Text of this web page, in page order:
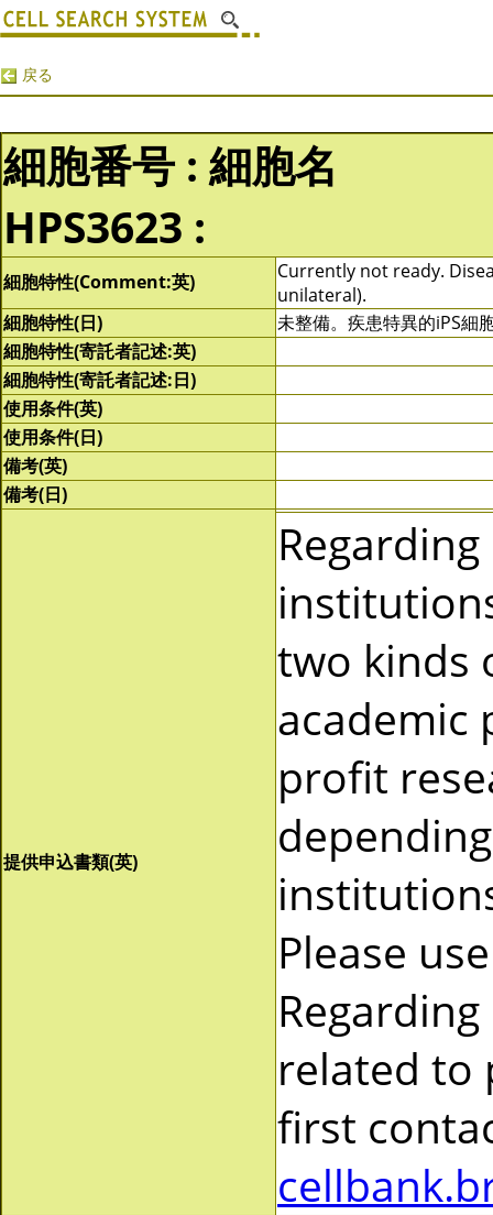
戻る
細胞番号 : 細胞名
HPS3623 :
細胞特性(Comment:英)
Currently not ready.
unilateral).
細胞特性(日)
未整備。疾患特異的iPS細
細胞特性(寄託者記述:英)
細胞特性(寄託者記述:日)
使用条件(英)
使用条件(日)
備考(英)
備考(日)
提供申込書類(英)
two kinds
academic
profit
Please
related to
first